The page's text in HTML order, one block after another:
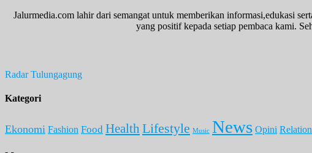
Jalurmedia.com lahir dari semangat untuk memberikan informasi,edukasi
yang positif kepada setiap pembaca kami.
Radar Tulungagung
Kategori
Ekonomi Fashion Food Health Lifestyle Music News Opini